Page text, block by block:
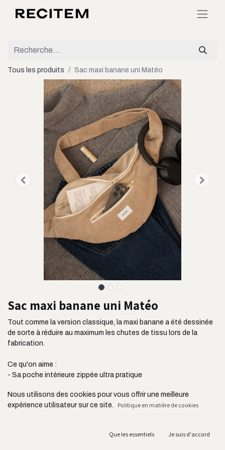
Tous les produits Sac maxi banane uni Matéo
Sac maxi banane uni Matéo
Tout comme la version classique, la maxi banane a été dessinée
de sorte à réduire au maximum les chutes de tissu lors de la
fabrication.
Ce qu'on aime :
- Sa poche intérieure zippée ultra pratique
- Son tissu ultra résistant issu de l'industrie de l'ameublement
- Sa poche plaquée située à l'avant pour ranger votre téléphone
- Sa fabrication au Portugal et en circuit court acheminé en
Nous utilisons des cookies pour vous offrir une meilleure
expérience utilisateur sur ce site.
Politique en matière de cookies
Que les essentiels Je suis d'accord